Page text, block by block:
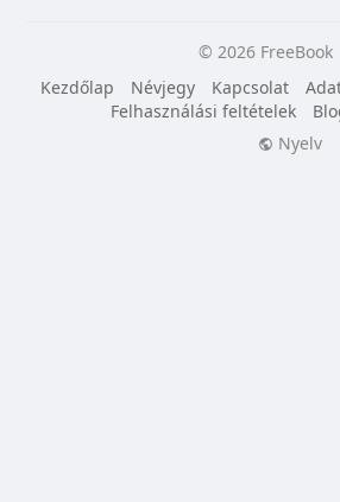
© 2026 FreeBook
Kezdőlap
Névjegy Kapcsolat
Felhasználási feltételek
Nyelv